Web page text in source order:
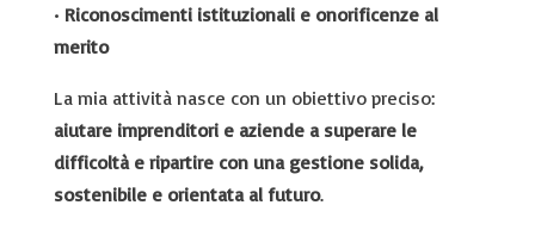
• Riconoscimenti istituzionali e onorificenze al
merito
La mia attività nasce con un obiettivo preciso:
aiutare imprenditori e aziende a superare le
difficoltà e ripartire con una gestione solida,
sostenibile e orientata al futuro.